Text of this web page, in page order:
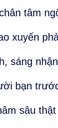
tâm
xuyến
sáng
bạn
sâu